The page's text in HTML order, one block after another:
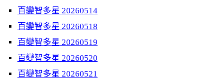
百變智多星 20260514
百變智多星 20260518
百變智多星 20260519
百變智多星 20260520
百變智多星 20260521